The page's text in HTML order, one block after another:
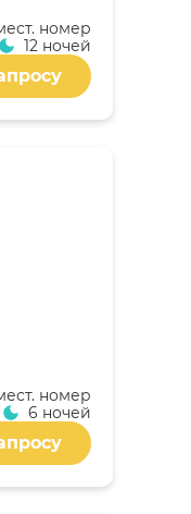
номер
12 ночей
номер
6 ночей